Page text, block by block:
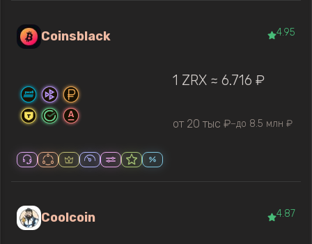
Coinsblack 4.95
1 ZRX ≈ 6.716 ₽
от 20 тыс ₽—до 8.5 млн ₽
Coolcoin 4.87